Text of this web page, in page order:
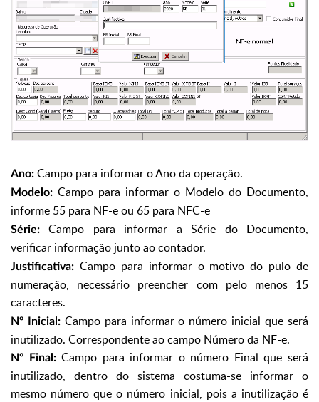
Ano: Campo para informar o Ano da operação.
Modelo: Campo para informar o Modelo do Documento,
informe 55 para NF-e ou 65 para NFC-e
Série:Campo para informar a Série do Documento,
verificar informação junto ao contador.
Justificativa: Campo para informar o motivo do pulo de
numeração, necessário preencher com pelo menos 15
caracteres.
Nº Inicial: Campo para informar o número inicial que será
inutilizado. Correspondente ao campo Número da NF-e.
Nº Final:Campo para informar o número Final que será
inutilizado, dentro do sistema costuma-se informar o
mesmo número que o número inicial, pois a inutilização é